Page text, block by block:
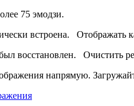
75 эмодзи.
встроена. Отображать
восстановлен. Очистить
напрямую.